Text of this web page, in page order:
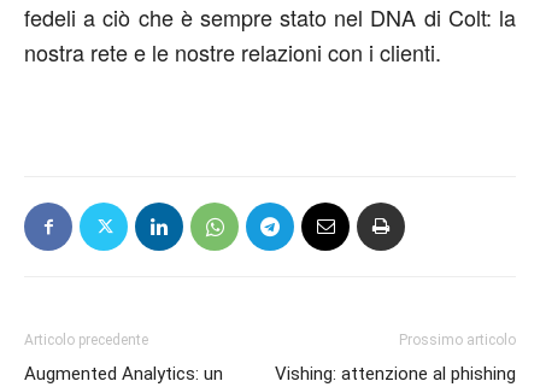
fedeli a ciò che è sempre stato nel DNA di Colt: la
nostra rete e le nostre relazioni con i clienti.
Articolo precedente
Augmented Analytics: un
Prossimo articolo
Vishing: attenzione al phishing